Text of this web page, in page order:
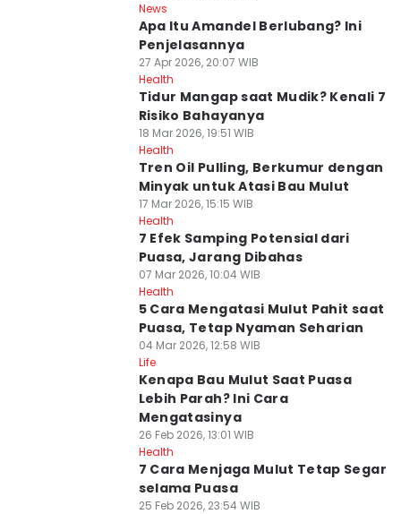
News
Apa Itu Amandel Berlubang? Ini
Penjelasannya
27 Apr 2026, 20:07 WIB
Health
Tidur Mangap saat Mudik? Kenali 7
Risiko Bahayanya
18 Mar 2026, 19:51 WIB
Health
Tren Oil Pulling, Berkumur dengan
Minyak untuk Atasi Bau Mulut
17 Mar 2026, 15:15 WIB
Health
7 Efek Samping Potensial dari
Puasa, Jarang Dibahas
07 Mar 2026, 10:04 WIB
Health
5 Cara Mengatasi Mulut Pahit saat
Puasa, Tetap Nyaman Seharian
04 Mar 2026, 12:58 WIB
Life
Kenapa Bau Mulut Saat Puasa
Lebih Parah? Ini Cara
Mengatasinya
26 Feb 2026, 13:01 WIB
Health
7 Cara Menjaga Mulut Tetap Segar
selama Puasa
25 Feb 2026, 23:54 WIB